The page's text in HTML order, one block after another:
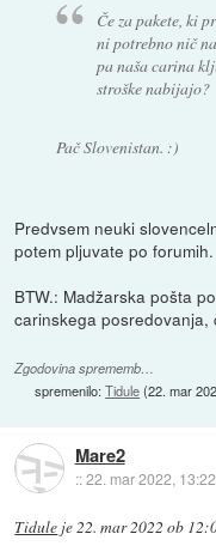
Če za pakete, ki
ni potrebno nič
pa naša carina
stroške nabijajo?
Pač Slovenistan. :)
Predvsem neuki
potem pljuvate po forumih.
BTW.: Madžarska pošta
carinskega
Zgodovina sprememb…
spremenilo:Tidule(22. mar
Mare2
::22. mar 2022, 13:22
Tidule je22. mar 2022 ob